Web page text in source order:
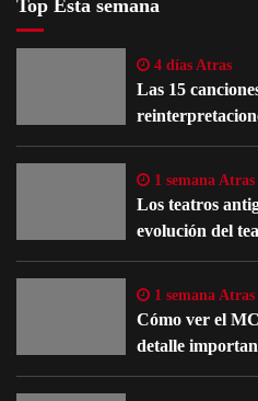
Top Esta semana
4 días Atras
Las 15
1 semana Atras
Los teatros
evolución del
1 semana Atras
Cómo ver el
detalle